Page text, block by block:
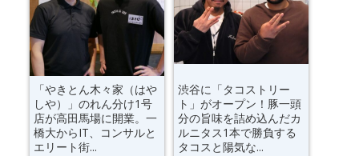
「やきとん木々家（はや
しや）」のれん分け1号
店が高田馬場に開業。一
橋大からIT、コンサルと
エリート街...
渋谷に「タコストリー
ト」がオープン！豚一頭
分の旨味を詰め込んだカ
ルニタス1本で勝負する
タコスと陽気な...